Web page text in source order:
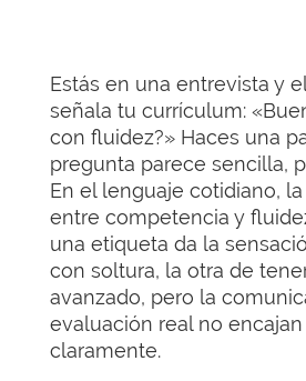
Estás en una entrevista y
señala tu currículum:
con fluidez?» Haces una
pregunta parece sencilla,
En el lenguaje cotidiano,
entre competencia y
una etiqueta da la
con soltura, la otra de
avanzado, pero la
evaluación real no
claramente.